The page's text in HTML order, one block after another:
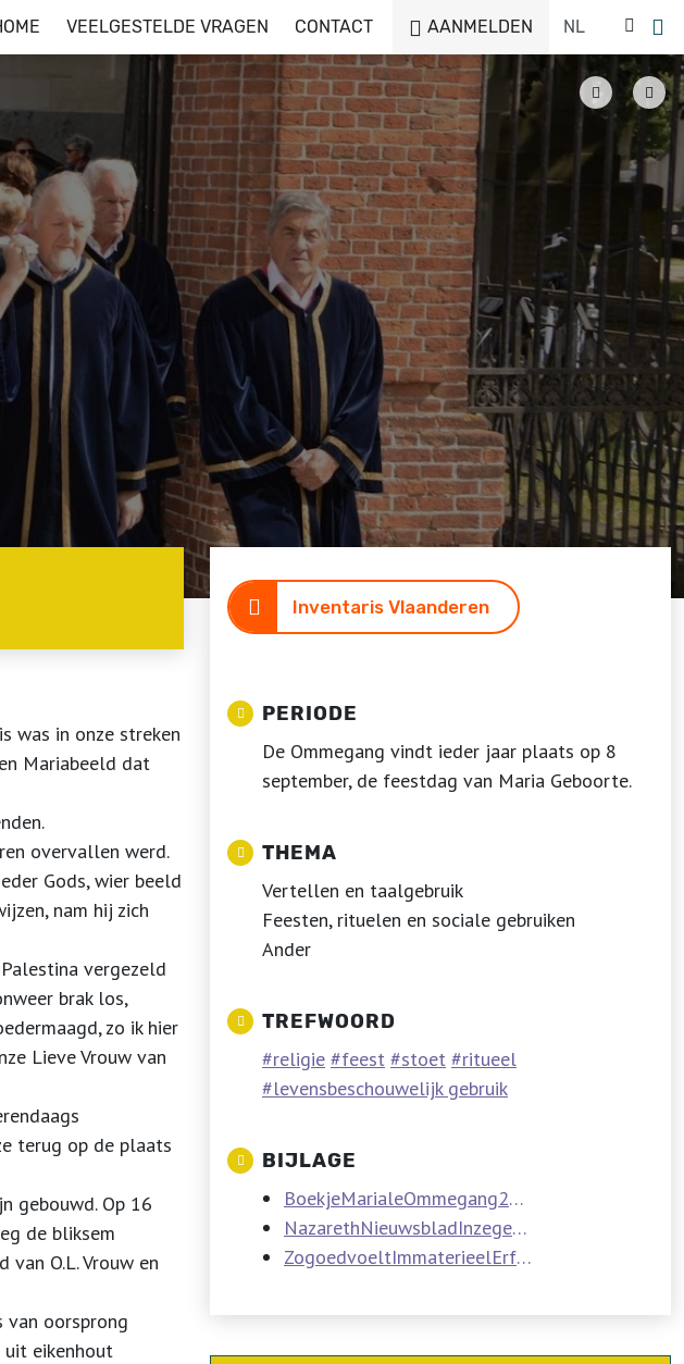
VEELGESTELDE VRAGEN CONTACT AANMELDEN
was in onze streken
Mariabeeld dat
overvallen werd.
Gods, wier beeld
nam hij zich
vergezeld
brak los,
zo ik hier
Lieve Vrouw van
terug op de plaats
gebouwd. Op 16
de bliksem
O.L. Vrouw en
oorsprong
eikenhout
Inventaris Vlaanderen
PERIODE
De Ommegang vindt ieder jaar plaats op 8
september, de feestdag van Maria Geboorte.
THEMA
Vertellen en taalgebruik
Feesten, rituelen en sociale gebruiken
Ander
TREFWOORD
religie feest stoet
ritueel
levensbeschouwelijk gebruik
BIJLAGE
BoekjeMarialeOmmegang2021.pdf
NazarethNieuwsbladInzegeningbeelden.pdf
ZogoedvoeltImmaterieelErfgoed.pdf